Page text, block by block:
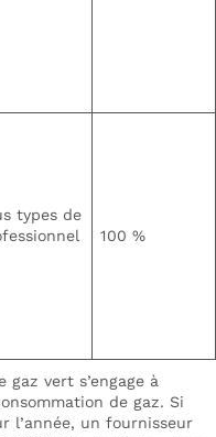
types de
100 %
vert s’engage à
de gaz. Si
l’année, un fournisseur